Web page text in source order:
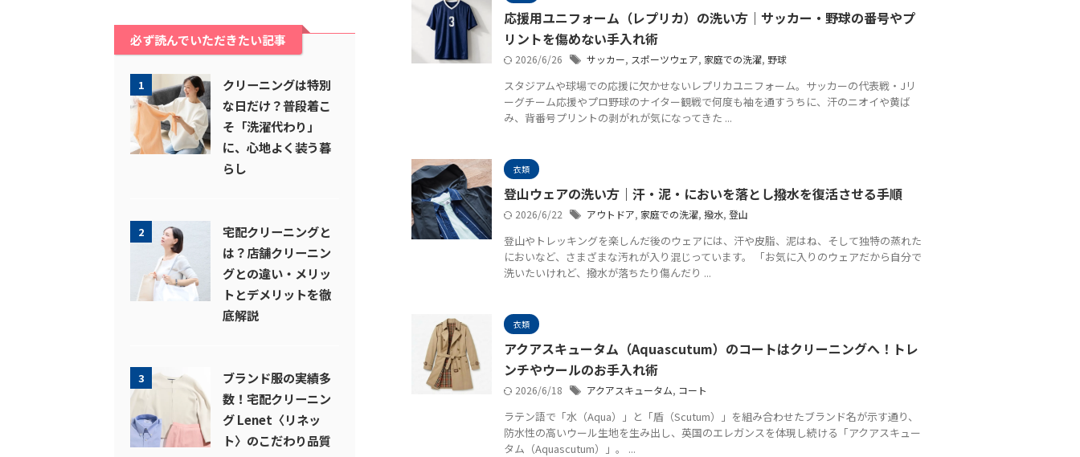
応援用ユニフォーム（レプリカ）の洗い方｜サッカー・野球の番号やプ
リントを傷めない手入れ術
2026/6/26 サッカー, スポーツウェア, 家庭での洗濯, 野球
スタジアムや球場での応援に欠かせないレプリカユニフォーム。サッカーの代表戦・Jリ
ーグチーム応援やプロ野球のナイター観戦で何度も袖を通すうちに、汗のニオイや黄ば
み、背番号プリントの剥がれが気になってきた ...
衣類
登山ウェアの洗い方｜汗・泥・においを落とし撥水を復活させる手順
2026/6/22 アウトドア, 家庭での洗濯, 撥水, 登山
登山やトレッキングを楽しんだ後のウェアには、汗や皮脂、泥はね、そして独特の蒸れた
においなど、さまざまな汚れが入り混じっています。 「お気に入りのウェアだから自分で
洗いたいけれど、撥水が落ちたり傷んだり ...
衣類
アクアスキュータム（Aquascutum）のコートはクリーニングへ！トレ
ンチやウールのお手入れ術
2026/6/18 アクアスキュータム, コート
ラテン語で「水（Aqua）」と「盾（Scutum）」を組み合わせたブランド名が示す通り、
防水性の高いウール生地を生み出し、英国のエレガンスを体現し続ける「アクアスキュー
タム（Aquascutum）」。 ...
必ず読んでいただきたい記事
1
クリーニングは特別
な日だけ？普段着こ
そ「洗濯代わり」
に、心地よく装う暮
らし
2
宅配クリーニングと
は？店舗クリーニン
グとの違い・メリッ
トとデメリットを徹
底解説
3
ブランド服の実績多
数！宅配クリーニン
グ Lenet〈リネッ
ト〉のこだわり品質